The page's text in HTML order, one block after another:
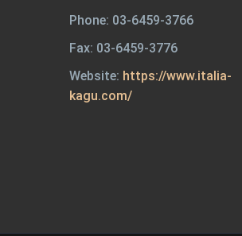
Phone: 03-6459-3766
Fax: 03-6459-3776
Website: https://www.italia-
kagu.com/